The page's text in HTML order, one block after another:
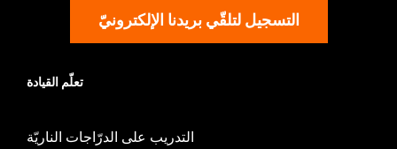
التسجيل لتلقّي بريدنا الإلكترونيّ
تعلّم القيادة
التدريب على الدرّاجات الناريّة